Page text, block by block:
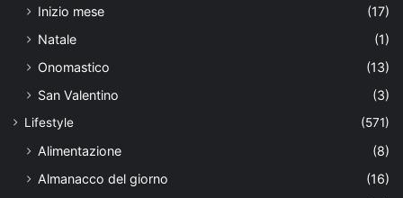
Inizio mese
(17)
Natale
(1)
Onomastico
(13)
San Valentino
(3)
Lifestyle (571)
Alimentazione
(8)
Almanacco del giorno
(16)